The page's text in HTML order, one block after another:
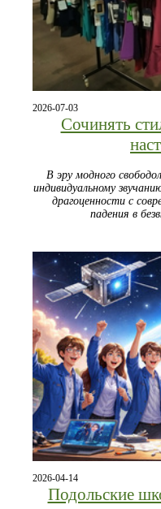
2026-07-03
Сочинять
В эру модного
индивидуальному
драгоценности с
падения в
2026-04-14
Подольские